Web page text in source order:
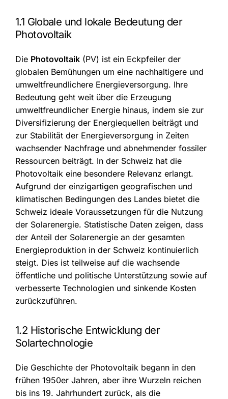
1.1 Globale und lokale Bedeutung der
Photovoltaik
Die Photovoltaik(PV) ist ein Eckpfeiler der
globalen Bemühungen um eine nachhaltigere und
umweltfreundlichere Energieversorgung. Ihre
Bedeutung geht weit über die Erzeugung
umweltfreundlicher Energie hinaus, indem sie zur
Diversifizierung der Energiequellen beiträgt und
zur Stabilität der Energieversorgung in Zeiten
wachsender Nachfrage und abnehmender fossiler
Ressourcen beiträgt. In der Schweiz hat die
Photovoltaik eine besondere Relevanz erlangt.
Aufgrund der einzigartigen geografischen und
klimatischen Bedingungen des Landes bietet die
Schweiz ideale Voraussetzungen für die Nutzung
der Solarenergie. Statistische Daten zeigen, dass
der Anteil der Solarenergie an der gesamten
Energieproduktion in der Schweiz kontinuierlich
steigt. Dies ist teilweise auf die wachsende
öffentliche und politische Unterstützung sowie auf
verbesserte Technologien und sinkende Kosten
zurückzuführen.
1.2 Historische Entwicklung der
Solartechnologie
Die Geschichte der Photovoltaik begann in den
frühen 1950er Jahren, aber ihre Wurzeln reichen
bis ins 19. Jahrhundert zurück, als die